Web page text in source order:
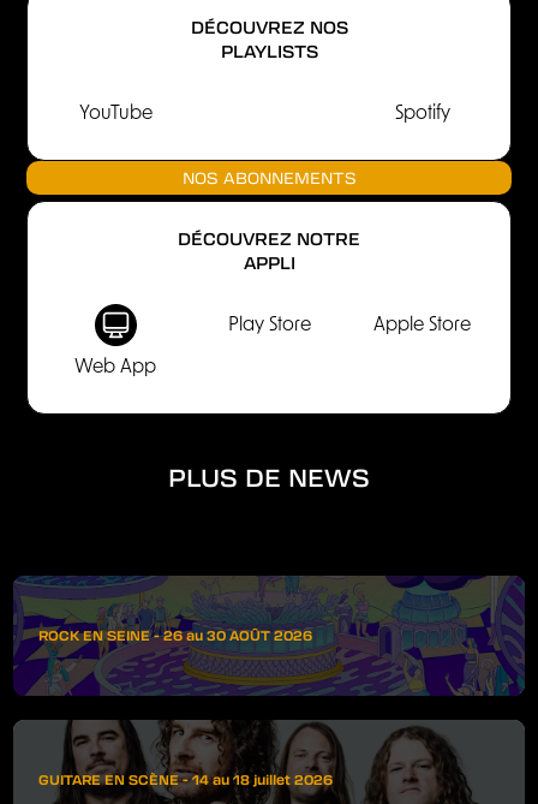
DÉCOUVREZ NOS
PLAYLISTS
YouTube Spotify
NOS ABONNEMENTS
DÉCOUVREZ NOTRE
APPLI
Web App
Play Store Apple Store
PLUS DE NEWS
ROCK EN SEINE - 26 au 30 AOÛT 2026
GUITARE EN SCÈNE - 14 au 18 juillet 2026